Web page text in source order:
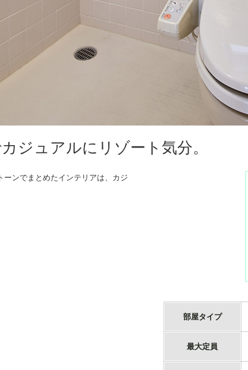
ジュアルにリゾート気分。
ンでまとめたインテリアは、カジ
部屋タイプ
最大定員